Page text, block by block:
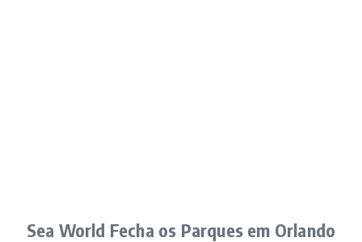
Sea World Fecha os Parques em Orlando